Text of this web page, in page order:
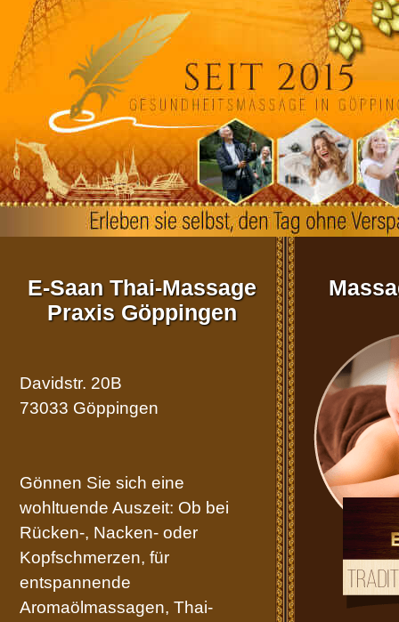
Anfahrt
Aktuell
Allgemein
Impressum
Kontakt
Thai Massage Göppingen
E-Saan Thai-Massage
Praxis Göppingen
Davidstr. 20B
73033 Göppingen
Gönnen Sie sich eine
wohltuende Auszeit: Ob bei
Rücken-, Nacken- oder
Kopfschmerzen, für
entspannende
Aromaölmassagen, Thai-